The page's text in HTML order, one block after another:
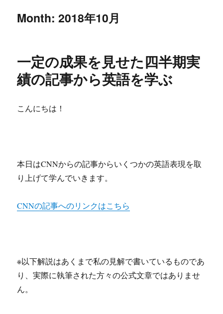
Month:2018年10月
一定の成果を見せた四半期実
績の記事から英語を学ぶ
こんにちは！
本日はCNNからの記事からいくつかの英語表現を取
り上げて学んでいきます。
CNNの記事へのリンクはこちら
※以下解説はあくまで私の見解で書いているものであ
り、実際に執筆された方々の公式文章ではありませ
ん。